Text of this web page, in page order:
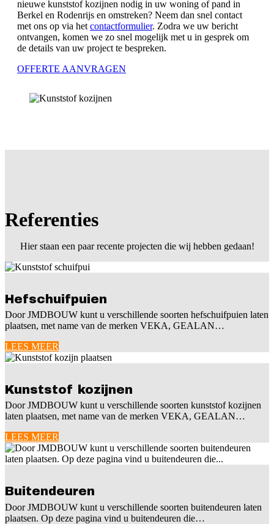
nieuwe kunststof kozijnen nodig in uw woning of pand in
Berkel en Rodenrijs en omstreken? Neem dan snel contact
met ons op via het contactformulier. Zodra we uw bericht
ontvangen, komen we zo snel mogelijk met u in gesprek om
de details van uw project te bespreken.
OFFERTE AANVRAGEN
Referenties
Hier staan een paar recente projecten die wij hebben gedaan!
Hefschuifpuien
Door JMDBOUW kunt u verschillende soorten hefschuifpuien laten
plaatsen, met name van de merken VEKA, GEALAN…
LEES MEER
Kunststof kozijnen
Door JMDBOUW kunt u verschillende soorten kunststof kozijnen
laten plaatsen, met name van de merken VEKA, GEALAN…
LEES MEER
Buitendeuren
Door JMDBOUW kunt u verschillende soorten buitendeuren laten
plaatsen. Op deze pagina vind u buitendeuren die…